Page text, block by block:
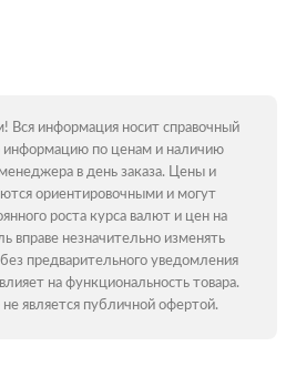
Вся информация носит справочный
информацию по ценам и наличию
в день заказа. Цены и
ориентировочными и могут
роста курса валют и цен на
вправе незначительно изменять
предварительного уведомления
на функциональность товара.
является публичной офертой.